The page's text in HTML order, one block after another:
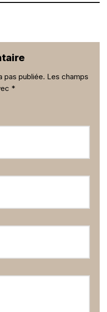
pas publiée. Les champs
*